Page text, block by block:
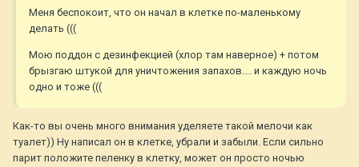
Меня беспокоит, что он начал в клетке по-маленькому
делать (((
Мою поддон с дезинфекцией (хлор там наверное) + потом
брызгаю штукой для уничтожения запахов.... и каждую ночь
одно и тоже (((
Как-то вы очень много внимания уделяете такой мелочи как
туалет)) Ну написал он в клетке, убрали и забыли. Если сильно
парит положите пеленку в клетку, может он просто ночью